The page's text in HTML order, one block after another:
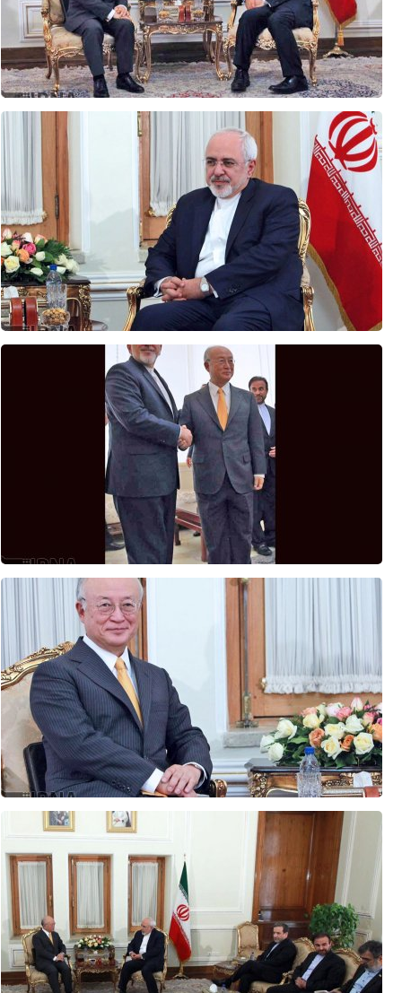
اعلام حمایت پاکستان از مذاکرات عمان درباره تنگه هرمز
طرح جدید شهرک سازی رژیم اسرائیل برای تشدید محاصره قدس